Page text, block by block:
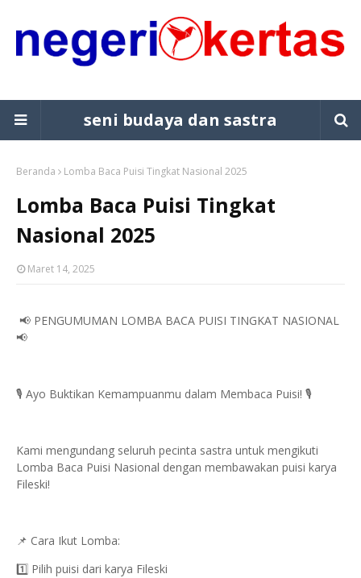
seni budaya dan sastra
Beranda Lomba Baca Puisi Tingkat Nasional 2025
Lomba Baca Puisi Tingkat
Nasional 2025
Maret 14, 2025
📢 PENGUMUMAN LOMBA BACA PUISI TINGKAT NASIONAL
📢
🎙️ Ayo Buktikan Kemampuanmu dalam Membaca Puisi! 🎙️
Kami mengundang seluruh pecinta sastra untuk mengikuti
Lomba Baca Puisi Nasional dengan membawakan puisi karya
Fileski!
📌 Cara Ikut Lomba:
1️⃣ Pilih puisi dari karya Fileski